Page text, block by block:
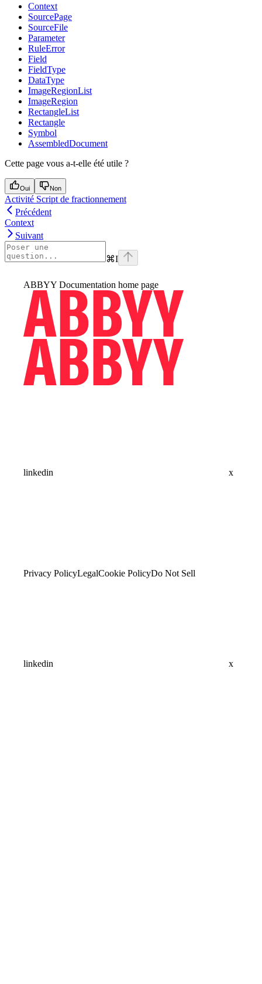
Context
SourcePage
SourceFile
Parameter
RuleError
Field
FieldType
DataType
ImageRegionList
ImageRegion
RectangleList
Rectangle
Symbol
AssembledDocument
Cette page vous a-t-elle été utile ?
Oui Non
Activité Script de fractionnement
Précédent
Context
Suivant
⌘I
ABBYY Documentation home page
linkedin x
Privacy PolicyLegalCookie PolicyDo Not Sell
linkedin x